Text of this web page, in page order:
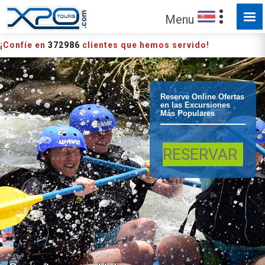
La Fortuna /
Arenal Rafting
en aguas
bravas Rafting
Menu
¡Confíe en 372986 clientes que hemos servido!
Reserve Online Ofertas
en las Excursiones
Más Populares
RESERVAR